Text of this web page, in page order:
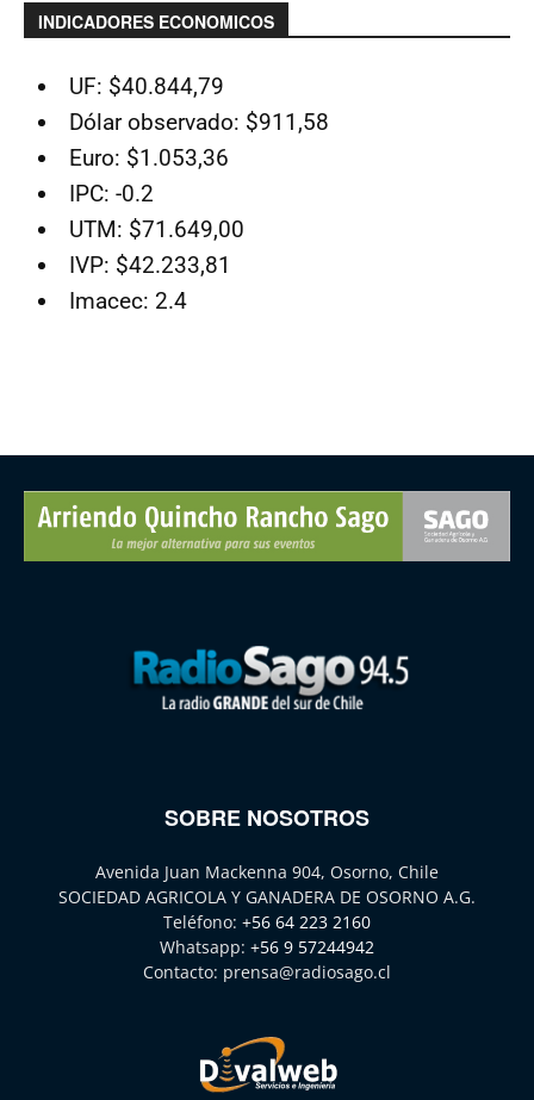
INDICADORES ECONOMICOS
UF: $40.844,79
Dólar observado: $911,58
Euro: $1.053,36
IPC: -0.2
UTM: $71.649,00
IVP: $42.233,81
Imacec: 2.4
SOBRE NOSOTROS
Avenida Juan Mackenna 904, Osorno, Chile
SOCIEDAD AGRICOLA Y GANADERA DE OSORNO A.G.
Teléfono: +56 64 223 2160
Whatsapp: +56 9 57244942
Contacto: prensa@radiosago.cl